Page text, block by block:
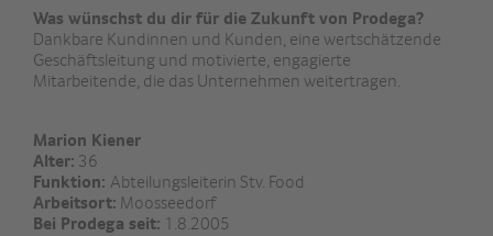
Was wünschst du dir für die Zukunft von Prodega?
Dankbare Kundinnen und Kunden, eine wertschätzende
Geschäftsleitung und motivierte, engagierte
Mitarbeitende, die das Unternehmen weitertragen.
Marion Kiener
Alter: 36
Funktion: Abteilungsleiterin Stv. Food
Arbeitsort: Moosseedorf
Bei Prodega seit: 1.8.2005